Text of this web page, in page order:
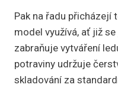
Pak na řadu přicházejí
model využívá, ať již
zabraňuje vytváření
potraviny udržuje
skladování za